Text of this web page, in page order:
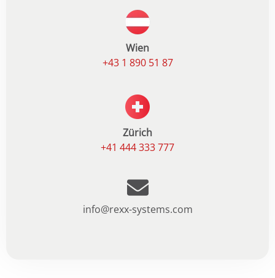
Wien
+43 1 890 51 87
Zürich
+41 444 333 777
info@rexx-systems.com